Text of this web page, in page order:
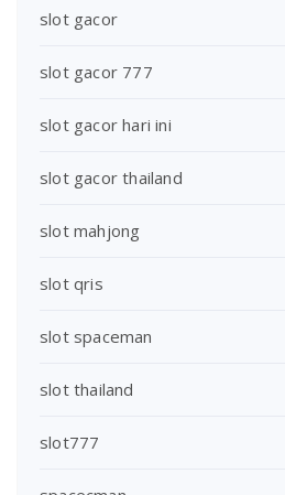
slot gacor
slot gacor 777
slot gacor hari ini
slot gacor thailand
slot mahjong
slot qris
slot spaceman
slot thailand
slot777